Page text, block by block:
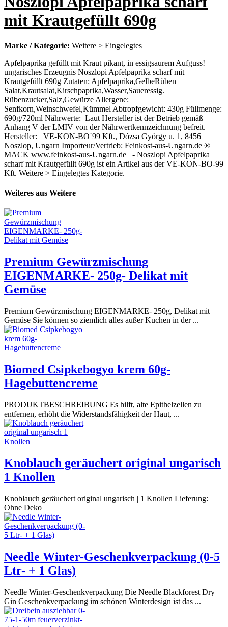
mit Krautgefüllt 690g
Marke / Kategorie: Weitere > Eingelegtes
Apfelpaprika gefüllt mit Kraut pikant, in essigsaurem Aufguss!
ungarisches Erzeugnis Noszlopi Apfelpaprika scharf mit
Krautgefüllt 690g Zutaten: Apfelpaprika,GelbeRüben
Salat,Krautsalat,Kirschpaprika,Wasser,Saueressig.
Rübenzucker,Salz,Gewürze Allergene:
Senfkorn,Weinschwefel,Kümmel Abtropfgewicht: 430g Füllmenge:
690g/720ml Nährwerte: Laut Hersteller ist der Betrieb gemäß
Anhang V der LMIV von der Nährwertkennzeichnung befreit.
Hersteller: VE-KON-BO´99 Kft., Dózsa György u. 1, 8456
Noszlop, Ungarn Importeur/Vertrieb: Feinkost-aus-Ungarn.de ® |
MACK www.feinkost-aus-Ungarn.de - Noszlopi Apfelpaprika
scharf mit Krautgefüllt 690g ist ein Artikel aus der VE-KON-BO-99
Kft. Weitere > Eingelegtes Kategorie.
Weiteres aus Weitere
Premium Gewürzmischung
EIGENMARKE- 250g- Delikat mit
Gemüse
Premium Gewürzmischung EIGENMARKE- 250g, Delikat mit
Gemüse Sie können so ziemlich alles außer Kuchen in der ...
Biomed Csipkebogyo krem 60g-
Hagebuttencreme
PRODUKTBESCHREIBUNG Es hilft, alte Epithelzellen zu
entfernen, erhöht die Widerstandsfähigkeit der Haut, ...
Knoblauch geräuchert original ungarisch
1 Knollen
Knoblauch geräuchert original ungarisch | 1 Knollen Lieferung:
Ohne Deko
Needle Winter-Geschenkverpackung (0-5
Ltr- + 1 Glas)
Needle Winter-Geschenkverpackung Die Needle Blackforest Dry
Gin Geschenkverpackung im schönen Winterdesign ist das ...